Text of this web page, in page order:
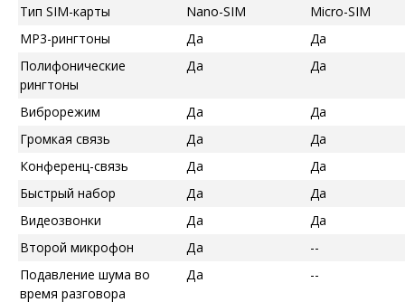
Тип SIM-карты Nano-SIM
Micro-SIM
MP3-рингтоны
Да
Да
Полифонические
рингтоны
Да Да
Виброрежим Да
Да
Громкая связь
Да
Да
Конференц-связь
Да
Да
Быстрый набор
Да
Да
Видеозвонки
Да
Да
Второй микрофон
Да
--
Подавление шума во
время разговора
Да --